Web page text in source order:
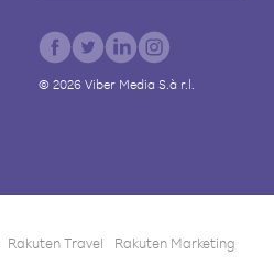
© 2026Viber Media S.à r.l.
Rakuten Travel Rakuten Marketing